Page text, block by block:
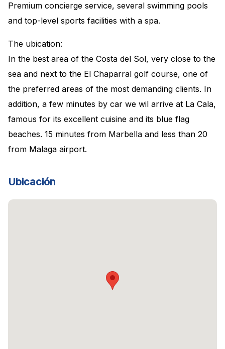
Premium concierge service, several swimming pools
and top-level sports facilities with a spa.
The ubication:
In the best area of the Costa del Sol, very close to the
sea and next to the El Chaparral golf course, one of
the preferred areas of the most demanding clients. In
addition, a few minutes by car we wil arrive at La Cala,
famous for its excellent cuisine and its blue flag
beaches. 15 minutes from Marbella and less than 20
from Malaga airport.
Ubicación